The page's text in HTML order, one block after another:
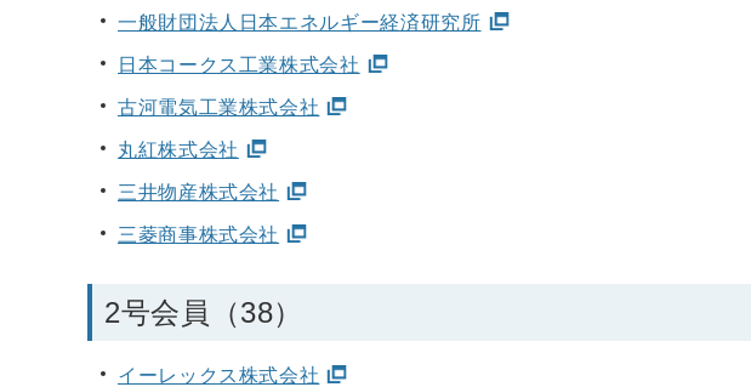
一般財団法人日本エネルギー経済研究所
日本コークス工業株式会社
古河電気工業株式会社
丸紅株式会社
三井物産株式会社
三菱商事株式会社
2号会員（38）
イーレックス株式会社